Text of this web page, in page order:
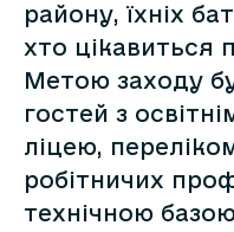
району, їхніх
хто цікавиться
Метою заходу
гостей з
ліцею,
робітничих
технічною